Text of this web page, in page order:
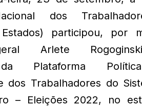
dos
participou, por
geral Arlete
da Plataforma
dos Trabalhadores do
– Eleições 2022, no